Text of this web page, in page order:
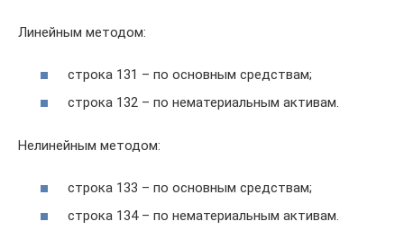
Линейным методом:
строка 131 – по основным средствам;
строка 132 – по нематериальным активам.
Нелинейным методом:
строка 133 – по основным средствам;
строка 134 – по нематериальным активам.